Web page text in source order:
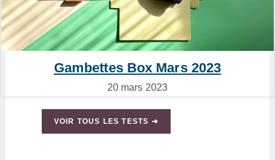
Gambettes Box Mars 2023
20 mars 2023
VOIR TOUS LES TESTS ➜